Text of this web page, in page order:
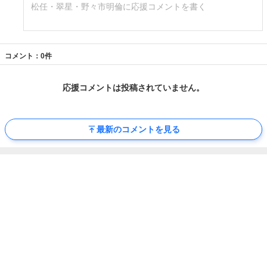
松任・翠星・野々市明倫に応援コメントを書く
コメント：0件
応援コメントは投稿されていません。
最新のコメントを見る